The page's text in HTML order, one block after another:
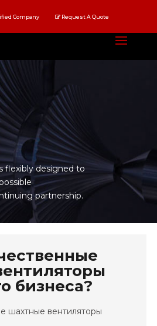
Company Request A Quote
flexibly designed to
partnership.
бизнеса?
шахтные вентиляторы